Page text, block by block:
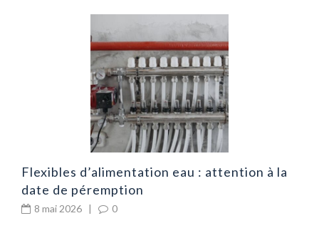
Flexibles d’alimentation eau : attention à la
date de péremption
8 mai 2026 | 0